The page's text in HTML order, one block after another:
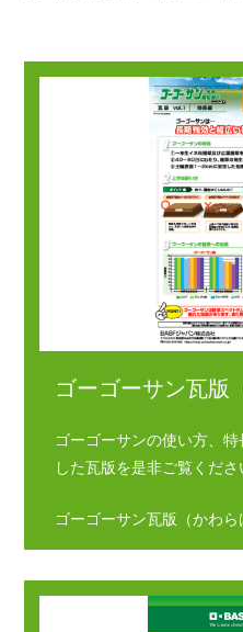
ゴーゴーサン瓦版
ゴーゴーサンの使い方、
した瓦版を是非ご覧くださ
ゴーゴーサン瓦版（かわ